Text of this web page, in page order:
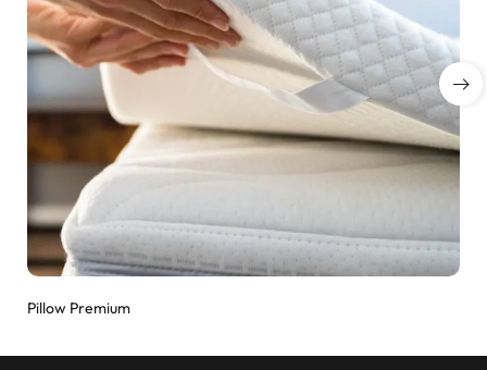
Pillow Premium